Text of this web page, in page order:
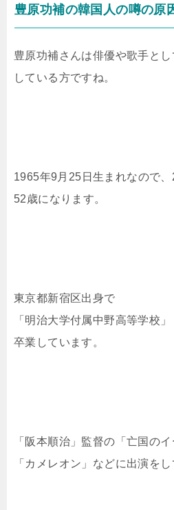
豊原功補の韓国人の噂の原
豊原功補さんは俳優や歌手とし
している方ですね。
1965年9月25日生まれなので
52歳になります。
東京都新宿区出身で
「明治大学付属中野高等学校
卒業しています。
「阪本順治」監督の「亡国の
「カメレオン」などに出演をし